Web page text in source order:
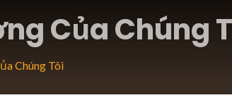
Của Chúng
Chúng Tôi